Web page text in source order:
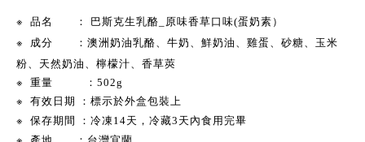
※ 品名 ： 巴斯克生乳酪_原味香草口味(蛋奶素）
※ 成分 ： 澳洲奶油乳酪、牛奶、鮮奶油、 雞蛋、 砂糖、玉米
粉、天然奶油、檸檬汁、香草莢
※ 重量 ：502g
※ 有效 日期 ：標示於外盒包裝上
※ 保存期間 ： 冷凍14天，冷藏3天內食用完畢